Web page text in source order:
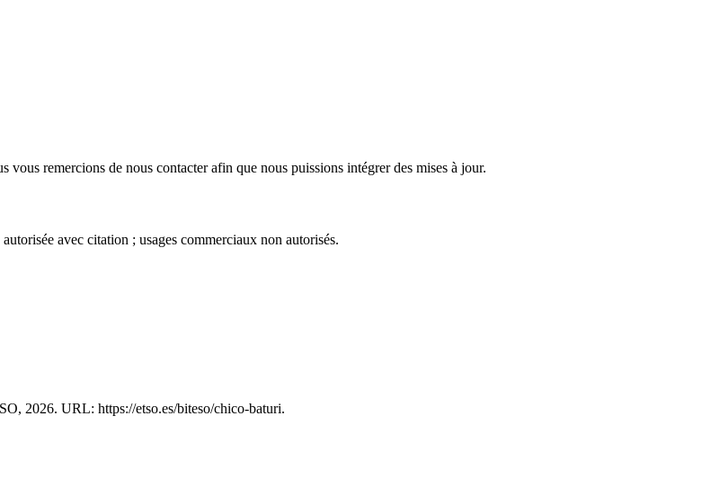
remercions de nous contacter afin que nous puissions intégrer des mises à jour.
avec citation ; usages commerciaux non autorisés.
2026. URL: https://etso.es/biteso/chico-baturi.